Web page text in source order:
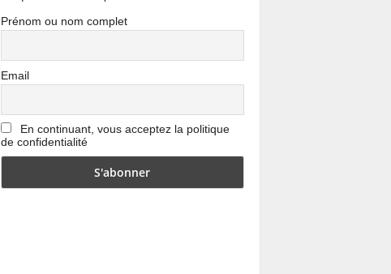
Prénom ou nom complet
Email
En continuant, vous acceptez la politique
de confidentialité